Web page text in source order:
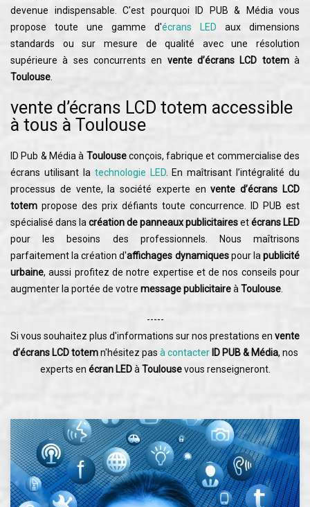
devenue indispensable. C'est pourquoi ID PUB & Média vous
propose toute une gamme d'écrans LED aux dimensions
standards ou sur mesure de qualité avec une résolution
supérieure à ses concurrents en vente d’écrans LCD totemà
Toulouse
vente d’écrans LCD totem accessible
à tous à Toulouse
ID Pub & Média à Toulouseconçois, fabrique et commercialise des
écrans utilisant la technologie LED. En maîtrisant l’intégralité du
processus de vente, la société experte envente d’écrans LCD
totem propose des prix défiants toute concurrence. ID PUB est
spécialisé dans la création de panneaux publicitairesetécrans LED
pour les besoins des professionnels. Nous maîtrisons
parfaitement la création d'affichages dynamiquespour lapublicité
urbaine, aussi profitez de notre expertise et de nos conseils pour
augmenter la portée de votre message publicitaireà Toulouse
-----
Si vous souhaitez plus d'informations sur nos prestations en vente
d’écrans LCD totemn'hésitez pas à contacter ID PUB & Média, nos
experts en écran LEDà Toulousevous renseigneront.